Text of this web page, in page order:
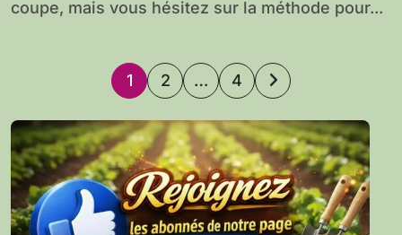
coupe, mais vous hésitez sur la méthode pour...
Pagination
des
publications
1 2 … 4